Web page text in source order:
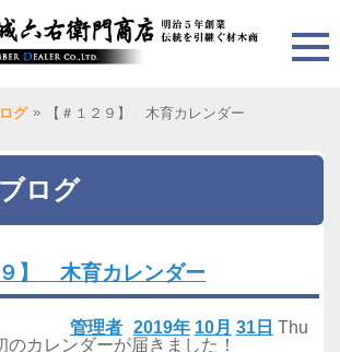
グ » 【＃１２９】 木育カレンダー
ログ
９】 木育カレンダー
2019年 10月 31日 Thu
管理者
のカレンダーが届きました！